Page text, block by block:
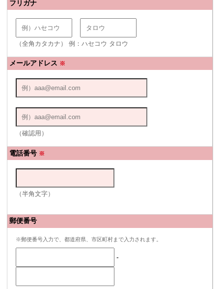
フリガナ
（全角カタカナ） 例：ハセコウ タロウ
メールアドレス ※
（確認用）
電話番号 ※
（半角文字）
郵便番号
※郵便番号入力で、都道府県、市区町村まで入力されます。
-